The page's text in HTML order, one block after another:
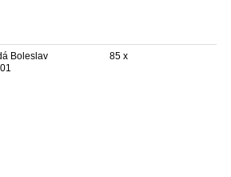
Boleslav
85 x